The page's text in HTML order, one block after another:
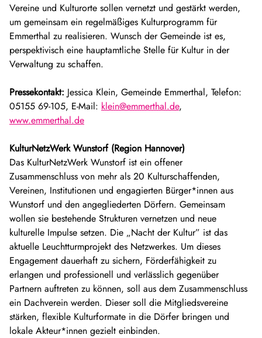
Vereine und Kulturorte sollen vernetzt und gestärkt werden,
um gemeinsam ein regelmäßiges Kulturprogramm für
Emmerthal zu realisieren. Wunsch der Gemeinde ist es,
perspektivisch eine hauptamtliche Stelle für Kultur in der
Verwaltung zu schaffen.
Pressekontakt: Jessica Klein, Gemeinde Emmerthal, Telefon:
05155 69-105, E-Mail: klein@emmerthal.de,
www.emmerthal.de
KulturNetzWerk Wunstorf (Region Hannover)
Das KulturNetzWerk Wunstorf ist ein offener
Zusammenschluss von mehr als 20 Kulturschaffenden,
Vereinen, Institutionen und engagierten Bürger*innen aus
Wunstorf und den angegliederten Dörfern. Gemeinsam
wollen sie bestehende Strukturen vernetzen und neue
kulturelle Impulse setzen. Die „Nacht der Kultur” ist das
aktuelle Leuchtturmprojekt des Netzwerkes. Um dieses
Engagement dauerhaft zu sichern, Förderfähigkeit zu
erlangen und professionell und verlässlich gegenüber
Partnern auftreten zu können, soll aus dem Zusammenschluss
ein Dachverein werden. Dieser soll die Mitgliedsvereine
stärken, flexible Kulturformate in die Dörfer bringen und
lokale Akteur*innen gezielt einbinden.